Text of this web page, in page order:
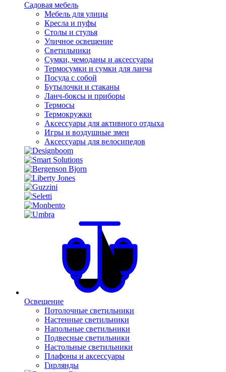
Садовая мебель
Мебель для улицы
Кресла и пуфы
Столы и стулья
Уличное освещение
Светильники
Сумки, чемоданы и аксессуары
Термосумки и сумки для ланча
Посуда с собой
Бутылочки и стаканы
Ланч-боксы и приборы
Термосы
Термокружки
Аксессуары для активного отдыха
Игры и воздушные змеи
Аксессуары для велосипедов
Освещение
Потолочные светильники
Настенные светильники
Напольные светильники
Подвесные светильники
Настольные светильники
Плафоны и аксессуары
Гирлянды